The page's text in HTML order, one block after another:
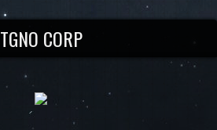
TGNO CORP